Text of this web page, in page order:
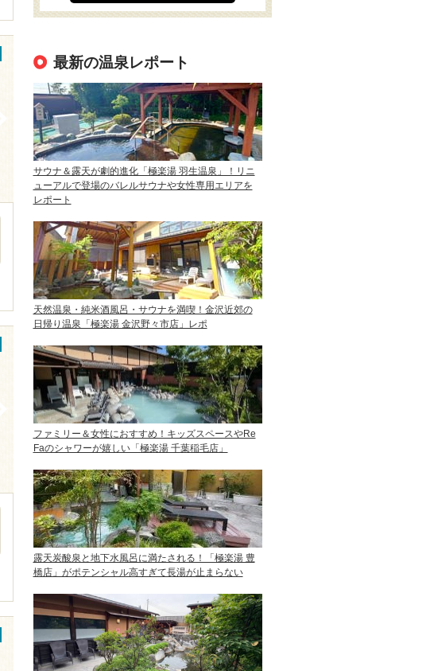
最新の温泉レポート
サウナ＆露天が劇的進化「極楽湯 羽生温泉」！リニ
ューアルで登場のバレルサウナや女性専用エリアを
レポート
天然温泉・純米酒風呂・サウナを満喫！金沢近郊の
日帰り温泉「極楽湯 金沢野々市店」レポ
ファミリー＆女性におすすめ！キッズスペースやRe
Faのシャワーが嬉しい「極楽湯 千葉稲毛店」
露天炭酸泉と地下水風呂に満たされる！「極楽湯 豊
橋店」がポテンシャル高すぎて長湯が止まらない